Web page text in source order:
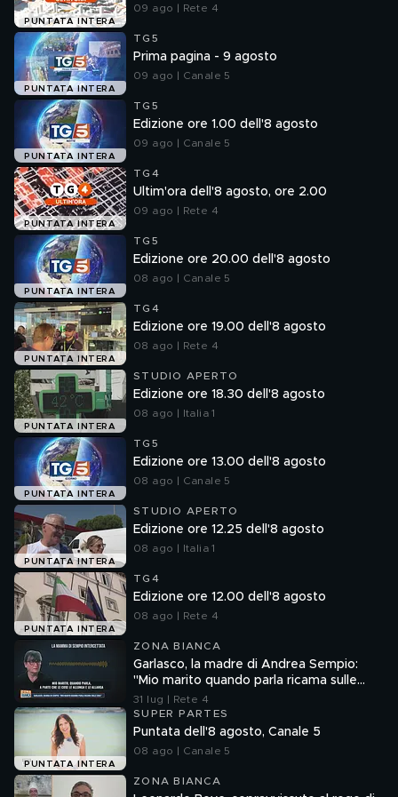
PUNTATA INTERA
09 ago | Rete 4
PUNTATA INTERA
TG5
Prima pagina - 9 agosto
09 ago | Canale 5
PUNTATA INTERA
TG5
Edizione ore 1.00 dell'8 agosto
09 ago | Canale 5
PUNTATA INTERA
TG4
Ultim'ora dell'8 agosto, ore 2.00
09 ago | Rete 4
PUNTATA INTERA
TG5
Edizione ore 20.00 dell'8 agosto
08 ago | Canale 5
PUNTATA INTERA
TG4
Edizione ore 19.00 dell'8 agosto
08 ago | Rete 4
PUNTATA INTERA
STUDIO APERTO
Edizione ore 18.30 dell'8 agosto
08 ago | Italia 1
PUNTATA INTERA
TG5
Edizione ore 13.00 dell'8 agosto
08 ago | Canale 5
PUNTATA INTERA
STUDIO APERTO
Edizione ore 12.25 dell'8 agosto
08 ago | Italia 1
PUNTATA INTERA
TG4
Edizione ore 12.00 dell'8 agosto
08 ago | Rete 4
ZONA BIANCA
Garlasco, la madre di Andrea Sempio:
"Mio marito quando parla ricama sulle
cose"
31 lug | Rete 4
PUNTATA INTERA
SUPER PARTES
Puntata dell'8 agosto, Canale 5
08 ago | Canale 5
ZONA BIANCA